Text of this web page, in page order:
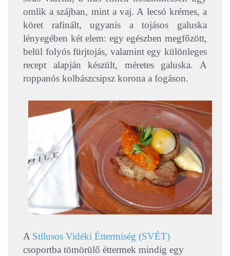
omlik a szájban, mint a vaj. A lecsó krémes, a
köret rafinált, ugyanis a tojásos galuska
lényegében két elem: egy egészben megfőzött,
belül folyós fürjtojás, valamint egy különleges
recept alapján készült, méretes galuska. A
roppanós kolbászcsipsz korona a fogáson.
AStílusos Vidéki Éttermiség (SVÉT)
csoportba tömörülő éttermek mindig egy